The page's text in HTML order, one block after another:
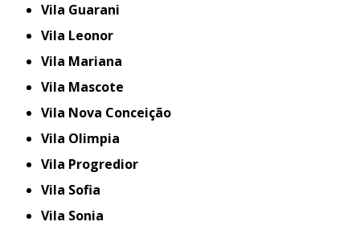
Vila Guarani
Vila Leonor
Vila Mariana
Vila Mascote
Vila Nova Conceição
Vila Olimpia
Vila Progredior
Vila Sofia
Vila Sonia